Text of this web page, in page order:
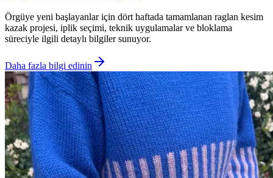
Örgüye yeni başlayanlar için dört haftada tamamlanan raglan kesim
kazak projesi, iplik seçimi, teknik uygulamalar ve bloklama
süreciyle ilgili detaylı bilgiler sunuyor.
Daha fazla bilgi edinin